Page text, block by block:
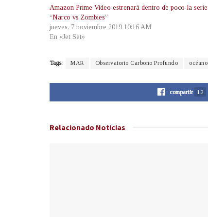
Amazon Prime Video estrenará dentro de poco la serie
“Narco vs Zombies”
jueves, 7 noviembre 2019 10:16 AM
En «Jet Set»
Tags: MAR Observatorio Carbono Profundo océano
compartir 12
Relacionado Noticias